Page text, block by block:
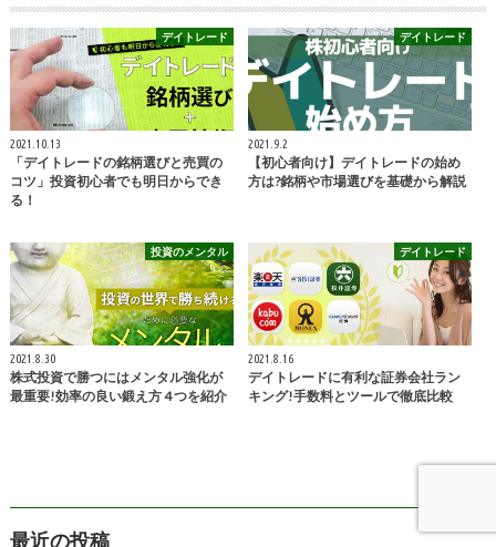
デイトレード
2021.10.13
「デイトレードの銘柄選びと売買の
コツ」投資初心者でも明日からでき
る！
デイトレード
2021.9.2
【初心者向け】デイトレードの始め
方は?銘柄や市場選びを基礎から解説
投資のメンタル
2021.8.30
株式投資で勝つにはメンタル強化が
最重要!効率の良い鍛え方 4 つを紹介
デイトレード
2021.8.16
デイトレードに有利な証券会社ラン
キング!手数料とツールで徹底比較
最近の投稿